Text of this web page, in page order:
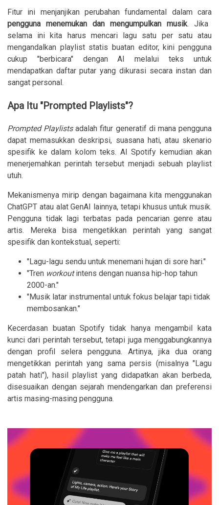
Fitur ini menjanjikan perubahan fundamental dalam cara
pengguna menemukan dan mengumpulkan musik. Jika
selama ini kita harus mencari lagu satu per satu atau
mengandalkan playlist statis buatan editor, kini pengguna
cukup "berbicara" dengan AI melalui teks untuk
mendapatkan daftar putar yang dikurasi secara instan dan
sangat personal.
Apa Itu "Prompted Playlists"?
Prompted Playlistsadalah fitur generatif di mana pengguna
dapat memasukkan deskripsi, suasana hati, atau skenario
spesifik ke dalam kolom teks. AI Spotify kemudian akan
menerjemahkan perintah tersebut menjadi sebuah playlist
utuh.
Mekanismenya mirip dengan bagaimana kita menggunakan
ChatGPT atau alat GenAI lainnya, tetapi khusus untuk musik.
Pengguna tidak lagi terbatas pada pencarian genre atau
artis. Mereka bisa mengetikkan perintah yang sangat
spesifik dan kontekstual, seperti:
"Lagu-lagu sendu untuk menemani hujan di sore hari."
"Tren workoutintens dengan nuansa hip-hop tahun
2000-an."
"Musik latar instrumental untuk fokus belajar tapi tidak
membosankan."
Kecerdasan buatan Spotify tidak hanya mengambil kata
kunci dari perintah tersebut, tetapi juga menggabungkannya
dengan profil selera pengguna. Artinya, jika dua orang
mengetikkan perintah yang sama persis (misalnya "Lagu
patah hati"), hasil playlist yang didapatkan akan berbeda,
disesuaikan dengan sejarah mendengarkan dan preferensi
artis masing-masing pengguna.